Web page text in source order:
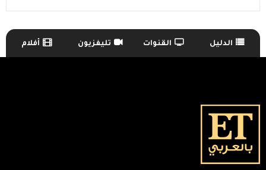
TV Guide Menu الدليل القنوات تليفزيون أفلام